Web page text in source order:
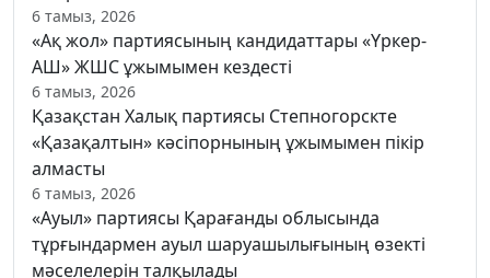
6 тамыз, 2026
«Ақ жол» партиясының кандидаттары «Үркер-
АШ» ЖШС ұжымымен кездесті
6 тамыз, 2026
Қазақстан Халық партиясы Степногорскте
«Қазақалтын» кәсіпорнының ұжымымен пікір
алмасты
6 тамыз, 2026
«Ауыл» партиясы Қарағанды облысында
тұрғындармен ауыл шаруашылығының өзекті
мәселелерін талқылады